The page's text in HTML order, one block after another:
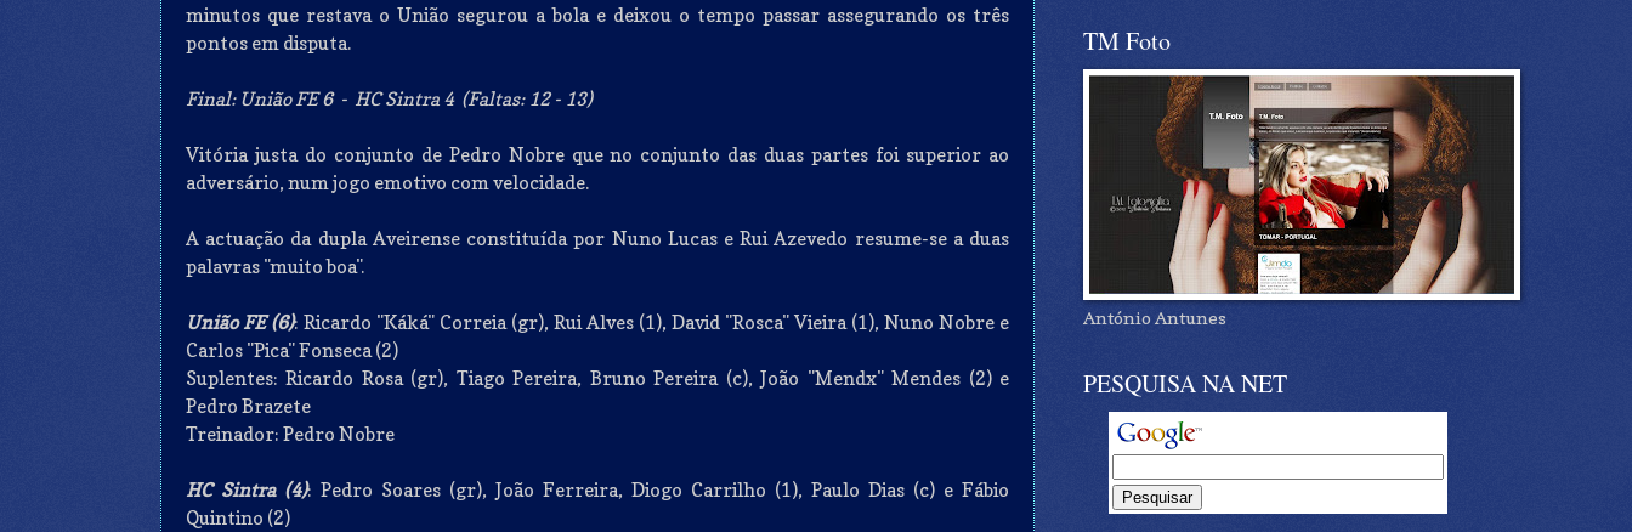
minutos que restava o União segurou a bola e deixou o tempo passar assegurando os três
pontos em disputa.
Final: União FE 6 - HC Sintra 4 (Faltas: 12 - 13)
Vitória justa do conjunto de Pedro Nobre que no conjunto das duas partes foi superior ao
adversário, num jogo emotivo com velocidade.
A actuação da dupla Aveirense constituída por Nuno Lucas e Rui Azevedo resume-se a duas
palavras "muito boa".
União FE (6): Ricardo "Káká" Correia (gr), Rui Alves (1), David "Rosca" Vieira (1), Nuno Nobre e
Carlos "Pica" Fonseca (2)
Suplentes: Ricardo Rosa (gr), Tiago Pereira, Bruno Pereira (c), João "Mendx" Mendes (2) e
Pedro Brazete
Treinador: Pedro Nobre
HC Sintra (4): Pedro Soares (gr), João Ferreira, Diogo Carrilho (1), Paulo Dias (c) e Fábio
Quintino (2)
TM Foto
António Antunes
PESQUISA NA NET